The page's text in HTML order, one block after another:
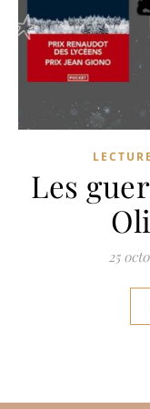
Les
25